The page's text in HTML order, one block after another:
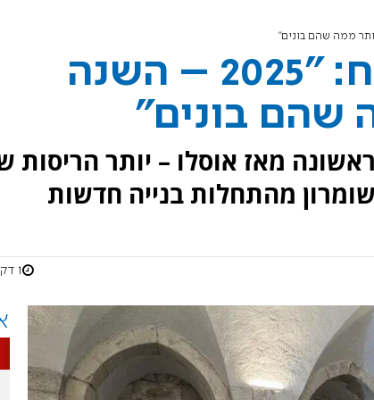
השר סמוטריץ’ מבטיח: "2025 – השנה
שהם בונים"
הציב יעד לשנת 2025: לראשונה מאז אוסלו – יותר
מהתחלות בנייה חדשות
1 דקות